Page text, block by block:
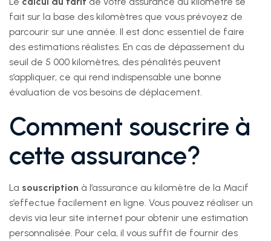
fait sur la base des kilomètres que vous prévoyez de
parcourir sur une année. Il est donc essentiel de faire
des estimations réalistes. En cas de dépassement du
seuil de 5 000 kilomètres, des pénalités peuvent
s’appliquer, ce qui rend indispensable une bonne
évaluation de vos besoins de déplacement.
Comment souscrire à
cette assurance?
La souscription à l’assurance au kilomètre de la Macif
s’effectue facilement en ligne. Vous pouvez réaliser un
devis via leur site internet pour obtenir une estimation
personnalisée. Pour cela, il vous suffit de fournir des